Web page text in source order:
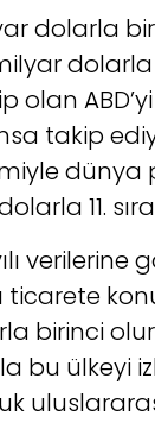
dolarla
olan
takip
dünya
11.
yılı
ticarete
birinci
bu ülkeyi